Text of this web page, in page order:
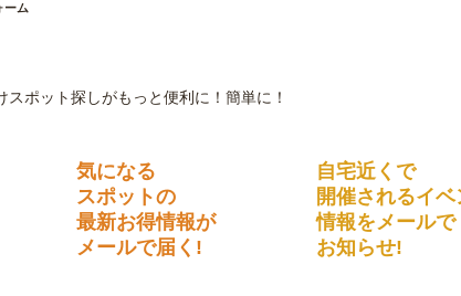
ーム
気になる
スポットの
最新お得情報が
メールで届く!
自宅近くで
開催されるイベ
情報をメールで
お知らせ!